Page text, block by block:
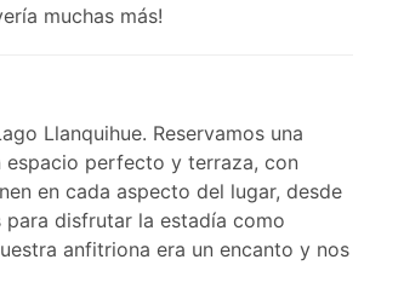
muchas más!
Llanquihue. Reservamos una
perfecto y terraza, con
en cada aspecto del lugar, desde
para disfrutar la estadía como
anfitriona era un encanto y nos